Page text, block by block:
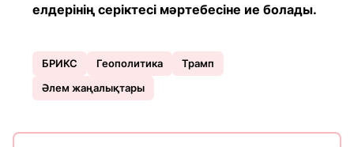
елдерінің серіктесі мәртебесіне ие болады.
БРИКС Геополитика
Трамп
Әлем жаңалықтары